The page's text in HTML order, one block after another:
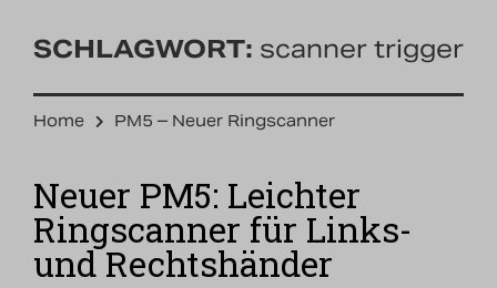
Kontakt
Nachrichten
SCHLAGWORT: scanner trigger
Home PM5 – Neuer Ringscanner
Neuer PM5: Leichter
Ringscanner für Links-
und Rechtshänder